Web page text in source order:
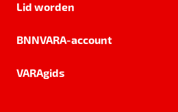
Lid worden
BNNVARA-account
VARAgids